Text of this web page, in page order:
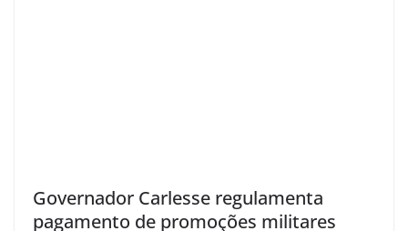
Governador Carlesse regulamenta
pagamento de promoções militares